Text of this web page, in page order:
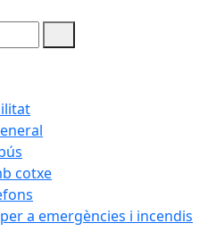
cotxe
a emergències i incendis